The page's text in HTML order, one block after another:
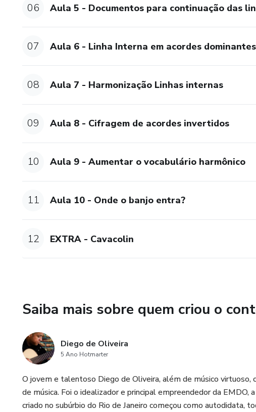
06 Aula 5 - Documentos para continuação das
07 Aula 6 - Linha Interna em acordes dominantes
08 Aula 7 - Harmonização Linhas internas
09 Aula 8 - Cifragem de acordes invertidos
10 Aula 9 - Aumentar o vocabulário harmônico
11 Aula 10 - Onde o banjo entra?
12 EXTRA - Cavacolin
Saiba mais sobre quem criou o
Diego de Oliveira
5 Ano Hotmarter
O jovem e talentoso Diego de Oliveira, além de músico
de música. Foi o idealizador e principal empreendedor da EMDO,
criado no subúrbio do Rio de Janeiro começou como autodidata,